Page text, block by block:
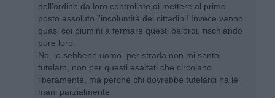
dell'ordine da loro controllate di mettere al primo
posto assoluto l'incolumità dei cittadini! Invece vanno
quasi coi piumini a fermare questi balordi, rischiando
pure loro.
No, io sebbene uomo, per strada non mi sento
tutelato, non per questi esaltati che circolano
liberamente, ma perché chi dovrebbe tutelarci ha le
mani parzialmente